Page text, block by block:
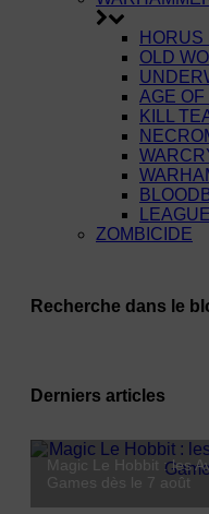
OLD
AGE OF
KILL
ZOMBICIDE
Recherche dans le
Derniers articles
Lorcana Hyperia City : Coco débarque le 23 octobre
Magic Le Hobbit : les
Games dès le 7 août
MajestiK Games